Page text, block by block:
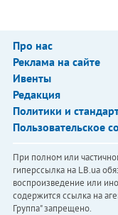
Про нас
Реклама на сайте
Ивенты
Редакция
Политики и
Пользовательское
При полном или
гиперссылка на LB.ua
воспроизведение или
содержится ссылка на
Группа" запрещено.